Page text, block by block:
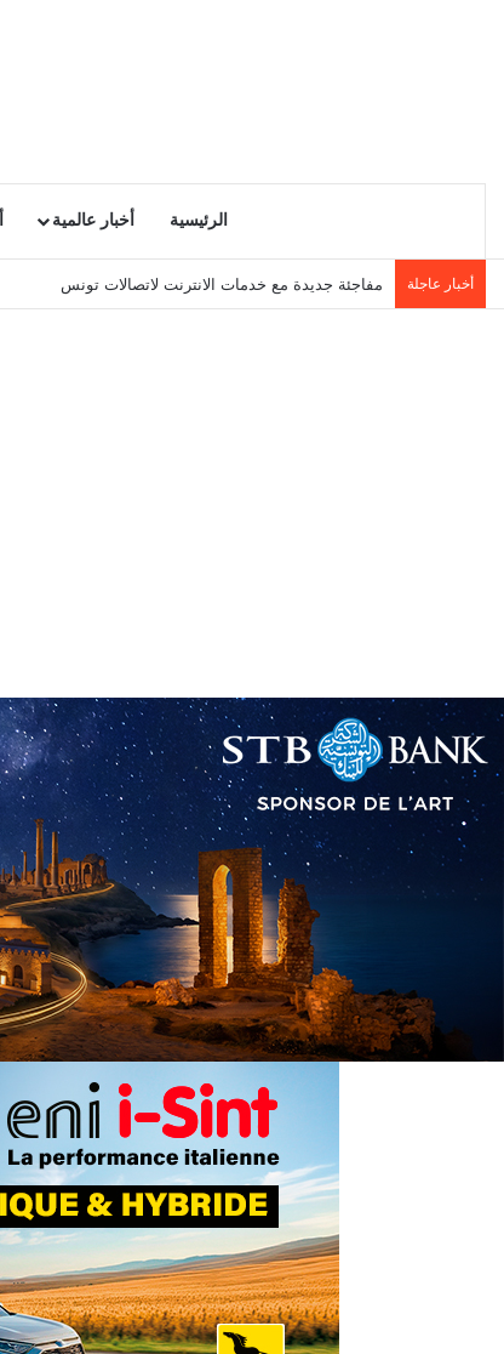
الرئيسية أخبار عالمية
أخبار عاجلة مفاجئة جديدة مع خدمات الانترنت لاتصالات تونس